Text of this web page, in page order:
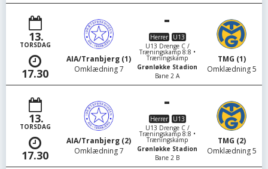
13.
TORSDAG
17.30
AIA/Tranbjerg (1)
Omklædning 7
-
Herrer
U13
U13 Drenge C /
Træningskamp 8:8 •
Træningskamp
Grønløkke Stadion
Bane 2 A
TMG (1)
Omklædning 5
13.
TORSDAG
17.30
AIA/Tranbjerg (2)
Omklædning 7
-
Herrer
U13
U13 Drenge C /
Træningskamp 8:8 •
Træningskamp
Grønløkke Stadion
Bane 2 B
TMG (2)
Omklædning 5